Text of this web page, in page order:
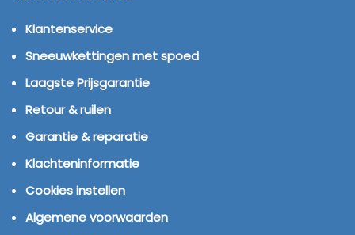
Klantenservice
Sneeuwkettingen met spoed
Laagste Prijsgarantie
Retour & ruilen
Garantie & reparatie
Klachteninformatie
Cookies instellen
Algemene voorwaarden